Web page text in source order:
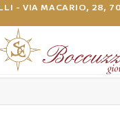
- VIA MACARIO, 28,